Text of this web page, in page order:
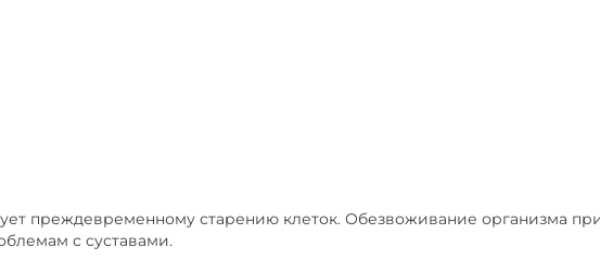
преждевременному старению клеток. Обезвоживание организма
с суставами.